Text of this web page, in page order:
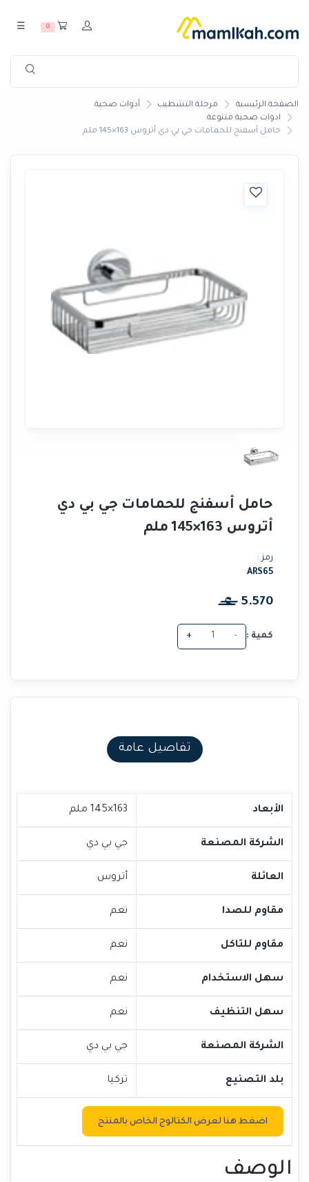
0
☰
الصفحة الرئيسية مرحلة التشطيب
أدوات صحية
ادوات صحية متنوعة
حامل أسفنج للحمامات جي بي دي أتروس 163×145 ملم
حامل أسفنج للحمامات جي بي دي
أتروس 163×145 ملم
رمز :
ARS65
5.570
كمية : -
+
تفاصيل عامة
الأبعاد 163×145 ملم
الشركة المصنعة جي بي دي
العائلة أتروس
مقاوم للصدا نعم
مقاوم للتاكل نعم
سهل الاستخدام نعم
سهل التنظيف نعم
الشركة المصنعة جي بي دي
بلد التصنيع تركيا
اضغط هنا لعرض الكتالوج الخاص بالمنتج
الوصف